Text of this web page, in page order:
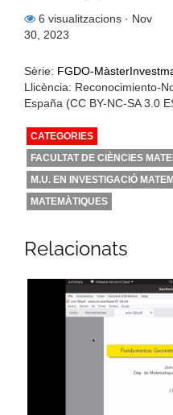
6 visualitzacions · Nov
30, 2023
Sèrie: FGDO-
Llicència: Reconocimiento-
España (CC BY-NC-SA 3.0
CATEGORIES
FACULTAT DE CIÈNCIES
M.U. EN INVESTIGACIÓ
MATEMÀTIQUES
Relacionats